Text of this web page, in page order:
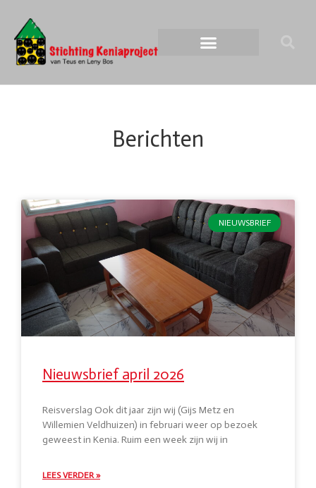
Berichten
NIEUWSBRIEF
Nieuwsbrief april 2026
Reisverslag Ook dit jaar zijn wij (Gijs Metz en
Willemien Veldhuizen) in februari weer op bezoek
geweest in Kenia. Ruim een week zijn wij in
LEES VERDER »